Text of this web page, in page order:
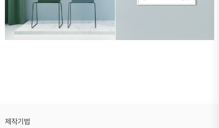
제작기법